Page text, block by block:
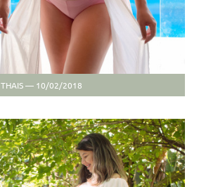
THAIS — 10/02/2018